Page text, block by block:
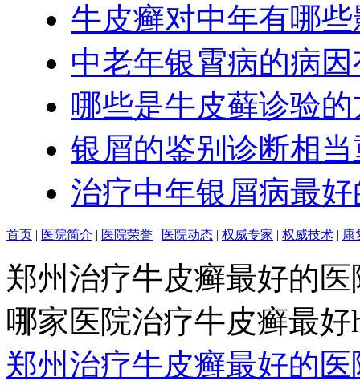
牛皮癣对中年有哪
中老年银霄病的病
哪些是牛皮藓诊验
银屑的鉴别诊断相
治疗中年银屑病最
首页 | 医院简介 | 医院荣誉 | 医院动态 | 权威专家 | 权威技术 | 康
郑州治疗牛皮癣最好的
哪家医院治疗牛皮癣最好
郑州治疗牛皮癣最好的